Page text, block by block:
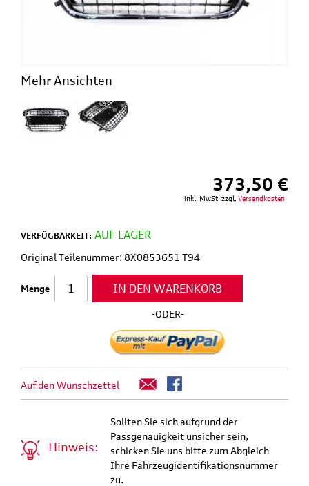
Mehr Ansichten
373,50 €
inkl. MwSt. zzgl. Versandkosten
VERFÜGBARKEIT: AUF LAGER
Original Teilenummer: 8X0853651 T94
Menge IN DEN WARENKORB
-ODER-
Auf den Wunschzettel
Hinweis:
Sollten Sie sich aufgrund der
Passgenauigkeit unsicher sein,
schicken Sie uns bitte zum Abgleich
Ihre Fahrzeugidentifikationsnummer
zu.